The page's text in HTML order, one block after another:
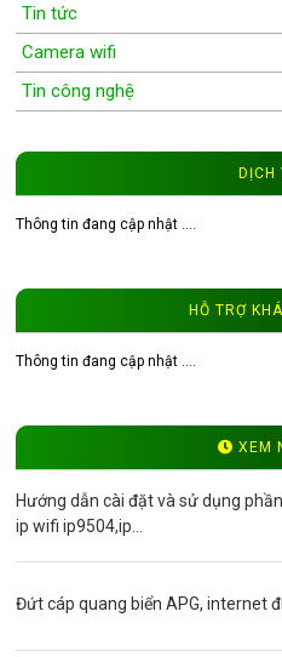
Tin tức
Camera wifi
Tin công nghệ
Đầu ghi hình camera
Đầu ghi camera WinTech
Máy bộ đàm
Bảng giá
Phụ kiện camera
DỊCH
Thông tin đang cập nhật ....
HỖ TRỢ
Thông tin đang cập nhật ....
XEM
Hướng dẫn cài đặt và sử dụng
ip wifi ip9504,ip...
Đứt cáp quang biển APG, internet